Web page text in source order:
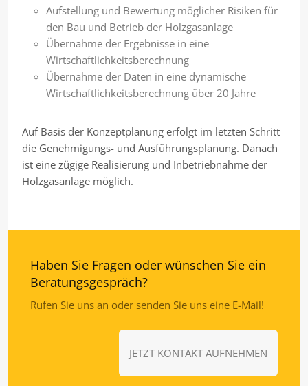
Aufstellung und Bewertung möglicher Risiken für
den Bau und Betrieb der Holzgasanlage
Übernahme der Ergebnisse in eine
Wirtschaftlichkeitsberechnung
Übernahme der Daten in eine dynamische
Wirtschaftlichkeitsberechnung über 20 Jahre
Auf Basis der Konzeptplanung erfolgt im letzten Schritt
die Genehmigungs- und Ausführungsplanung. Danach
ist eine zügige Realisierung und Inbetriebnahme der
Holzgasanlage möglich.
Haben Sie Fragen oder wünschen Sie ein
Beratungsgespräch?
Rufen Sie uns an oder senden Sie uns eine E-Mail!
JETZT KONTAKT AUFNEHMEN